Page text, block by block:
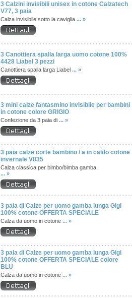
3 Calzini invisibili unisex in cotone Calzatech
V77, 3 paia
Calza invisibile sotto la caviglia ... »
3 Canottiera spalla larga uomo cotone 100%
4428 Liabel 3 pezzi
Canottiera spalla larga Liabel ... »
3 mini calze fantasmino invisibile per bambini
in cotone colore GRIGIO
Confezione da 3 paia di ... »
3 paia calze corte bambino / a in caldo cotone
invernale V835
Calza classica per bimbo/bimba gamba
... »
3 paia di Calze per uomo gamba lunga Gigi
100% cotone OFFERTA SPECIALE
Calza da uomo in cotone ... »
3 paia di Calze per uomo gamba lunga Gigi
100% cotone OFFERTA SPECIALE colore
BLU
Calza da uomo in cotone ... »